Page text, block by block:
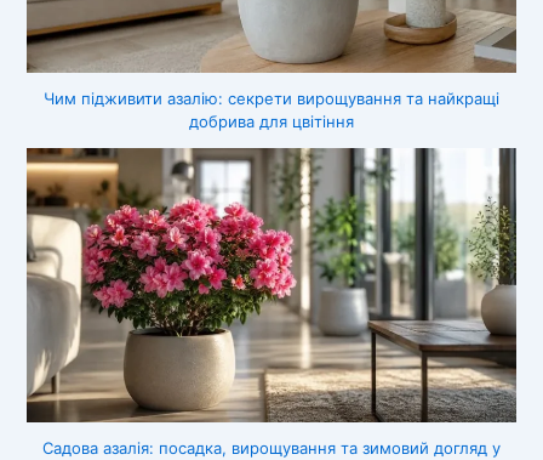
Чим підживити азалію: секрети вирощування та найкращі
добрива для цвітіння
Садова азалія: посадка, вирощування та зимовий догляд у